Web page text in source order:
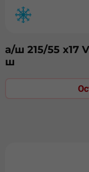
а/ш 215/55 х17
ш